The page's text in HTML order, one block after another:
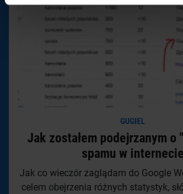
GUGIEL
Jak zostałem podejrzanym o
spamu w internecie
Jak co wieczór zaglądam do Google
celem obejrzenia różnych statystyk,